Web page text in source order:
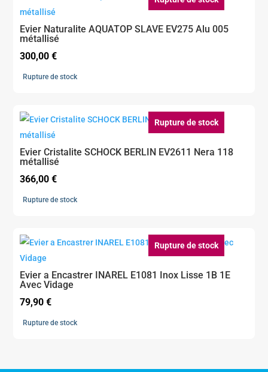
Evier Naturalite AQUATOP SLAVE EV275 Alu 005
métallisé
300,00€
Rupture de stock
Rupture de stock
Evier Cristalite SCHOCK BERLIN EV2611 Nera 118
métallisé
366,00€
Rupture de stock
Rupture de stock
Evier a Encastrer INAREL E1081 Inox Lisse 1B 1E
Avec Vidage
79,90€
Rupture de stock